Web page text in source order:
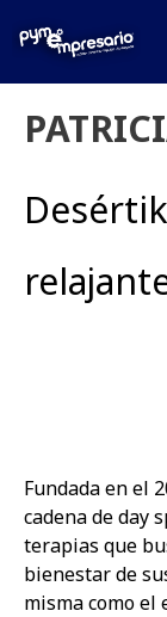
Fundada en el
cadena de day
terapias que
bienestar de
misma como el